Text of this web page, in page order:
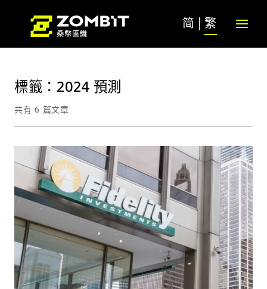
简 繁
標籤：2024 預測
共有 6 篇文章